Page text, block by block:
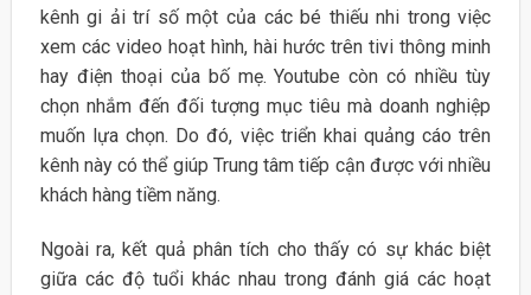
kênh gi ải trí số một của các bé thiếu nhi trong việc
xem các video hoạt hình, hài hước trên tivi thông minh
hay điện thoại của bố mẹ. Youtube còn có nhiều tùy
chọn nhắm đến đối tượng mục tiêu mà doanh nghiệp
muốn lựa chọn. Do đó, việc triển khai quảng cáo trên
kênh này có thể giúp Trung tâm tiếp cận được với nhiều
khách hàng tiềm năng.
Ngoài ra, kết quả phân tích cho thấy có sự khác biệt
giữa các độ tuổi khác nhau trong đánh giá các hoạt